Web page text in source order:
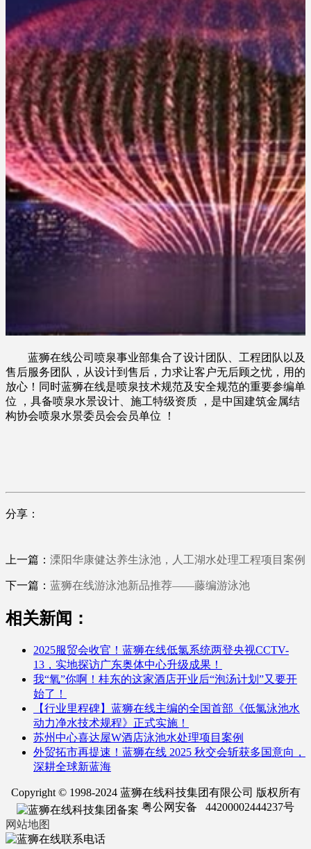
蓝狮在线公司喷泉事业部集合了设计团队、工程团队以及
售后服务团队，从设计到售后，力求让客户无后顾之忧，用的
放心！同时蓝狮在线是喷泉技术规范及安全规范的重要参编单
位 ，具备喷泉水景设计、施工特级资质 ，是中国建筑金属结
构协会喷泉水景委员会会员单位 ！
分享：
上一篇： 溧阳华康健达养生泳池，人工湖水处理工程项目案例
下一篇： 蓝狮在线游泳池新品推荐——藤编游泳池
相关新闻：
2025服贸会收官！蓝狮在线低氯系统两登央视CCTV-
13，实地探访广东奥体中心升级成果！
我“氧”你啊！桂东的这家酒店开业后“泡汤计划”又要开
始了！
【行业里程碑】蓝狮在线主编的全国首部《低氯泳池水
动力净水技术规程》正式实施！
苏州中心喜达屋W酒店泳池水处理项目案例
外贸拓市再提速！蓝狮在线 2025 秋交会斩获多国意向，
深耕全球新蓝海
Copyright © 1998-2024 蓝狮在线科技集团有限公司 版权所有
粤公网安备 44200002444237号
网站地图